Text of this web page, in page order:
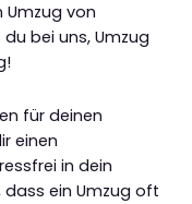
Umzug von
bei uns, Umzug
für deinen
einen
in dein
dass ein Umzug oft